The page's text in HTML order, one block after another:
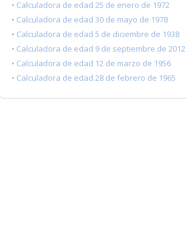
• Calculadora de edad 25 de enero de 1972
• Calculadora de edad 30 de mayo de 1978
• Calculadora de edad 5 de diciembre de 1938
• Calculadora de edad 9 de septiembre de 2012
• Calculadora de edad 12 de marzo de 1956
• Calculadora de edad 28 de febrero de 1965